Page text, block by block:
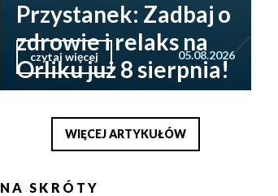
Przystanek: Zadbaj o
zdrowie i relaks na
Orliku już 8 sierpnia!
czytaj więcej 05.08.2026
WIĘCEJ ARTYKUŁÓW
NA SKRÓTY